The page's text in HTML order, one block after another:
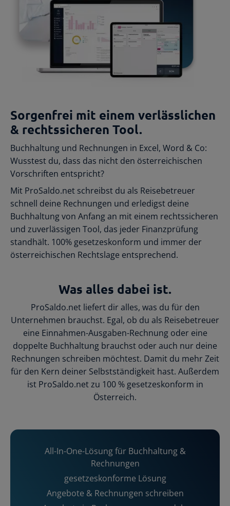
Sorgenfrei mit einem verlässlichen
& rechtssicheren Tool.
Buchhaltung und Rechnungen in Excel, Word & Co:
Wusstest du, dass das nicht den österreichischen
Vorschriften entspricht?
Mit ProSaldo.net schreibst du als Reisebetreuer
schnell deine Rechnungen und erledigst deine
Buchhaltung von Anfang an mit einem rechtssicheren
und zuverlässigen Tool, das jeder Finanzprüfung
standhält. 100% gesetzeskonform und immer der
österreichischen Rechtslage entsprechend.
Was alles dabei ist.
ProSaldo.net liefert dir alles, was du für den
Unternehmen brauchst. Egal, ob du als Reisebetreuer
eine Einnahmen-Ausgaben-Rechnung oder eine
doppelte Buchhaltung brauchst oder auch nur deine
Rechnungen schreiben möchtest. Damit du mehr Zeit
für den Kern deiner Selbstständigkeit hast. Außerdem
ist ProSaldo.net zu 100 % gesetzeskonform in
Österreich.
All-In-One-Lösung für Buchhaltung &
Rechnungen
gesetzeskonforme Lösung
Angebote & Rechnungen schreiben